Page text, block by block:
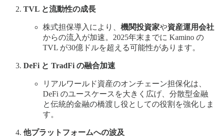
TVL と流動性の成長
株式担保導入により、 機関投資家や資産運用会社
からの流入が加速。2025年末までに Kamino の
TVL が30億ドルを超える可能性があります。
DeFi と TradFi の融合加速
リアルワールド資産のオンチェーン担保化は、
DeFi のユースケースを大きく広げ、分散型金融
と伝統的金融の橋渡し役としての役割を強化しま
す。
他プラットフォームへの波及